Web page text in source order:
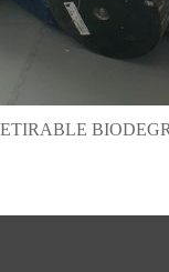
ETIRABLE